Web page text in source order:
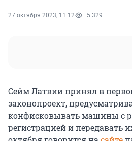
27 октября 2023, 11:12 5 329
Сейм Латвии принял в
законопроект,
конфисковывать машины с
регистрацией и передавать